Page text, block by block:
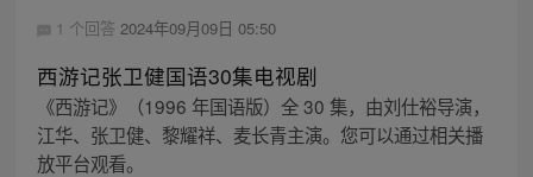
1 个回答 2024年09月09日 05:50
西游记张卫健国语30集电视剧
《西游记》（1996 年国语版）全 30 集，由刘仕裕导演，
江华、张卫健、黎耀祥、麦长青主演。您可以通过相关播
放平台观看。